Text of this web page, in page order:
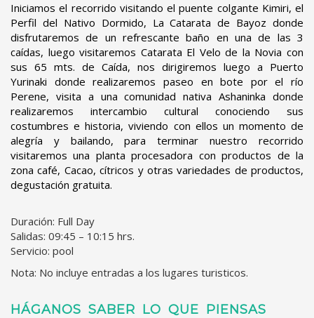
Iniciamos el recorrido visitando el puente colgante Kimiri, el
Perfil del Nativo Dormido, La Catarata de Bayoz donde
disfrutaremos de un refrescante baño en una de las 3
caídas, luego visitaremos Catarata El Velo de la Novia con
sus 65 mts. de Caída, nos dirigiremos luego a Puerto
Yurinaki donde realizaremos paseo en bote por el río
Perene, visita a una comunidad nativa Ashaninka donde
realizaremos intercambio cultural conociendo sus
costumbres e historia, viviendo con ellos un momento de
alegría y bailando, para terminar nuestro recorrido
visitaremos una planta procesadora con productos de la
zona café, Cacao, cítricos y otras variedades de productos,
degustación gratuita.
Duración: Full Day
Salidas: 09:45 – 10:15 hrs.
Servicio: pool
Nota: No incluye entradas a los lugares turisticos.
HÁGANOS SABER LO QUE PIENSAS